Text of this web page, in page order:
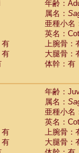
(0)
tonkeana (0)
hybrid(2)
(0)
diana
mitis
mitis
mitis
mona
年齢：
属名：
亜種小名
英名：
有
上腕骨：
有
大腿骨：
体幹：有
年齢：
属名：
亜種小名
英名：
有
上腕骨：
有
大腿骨：